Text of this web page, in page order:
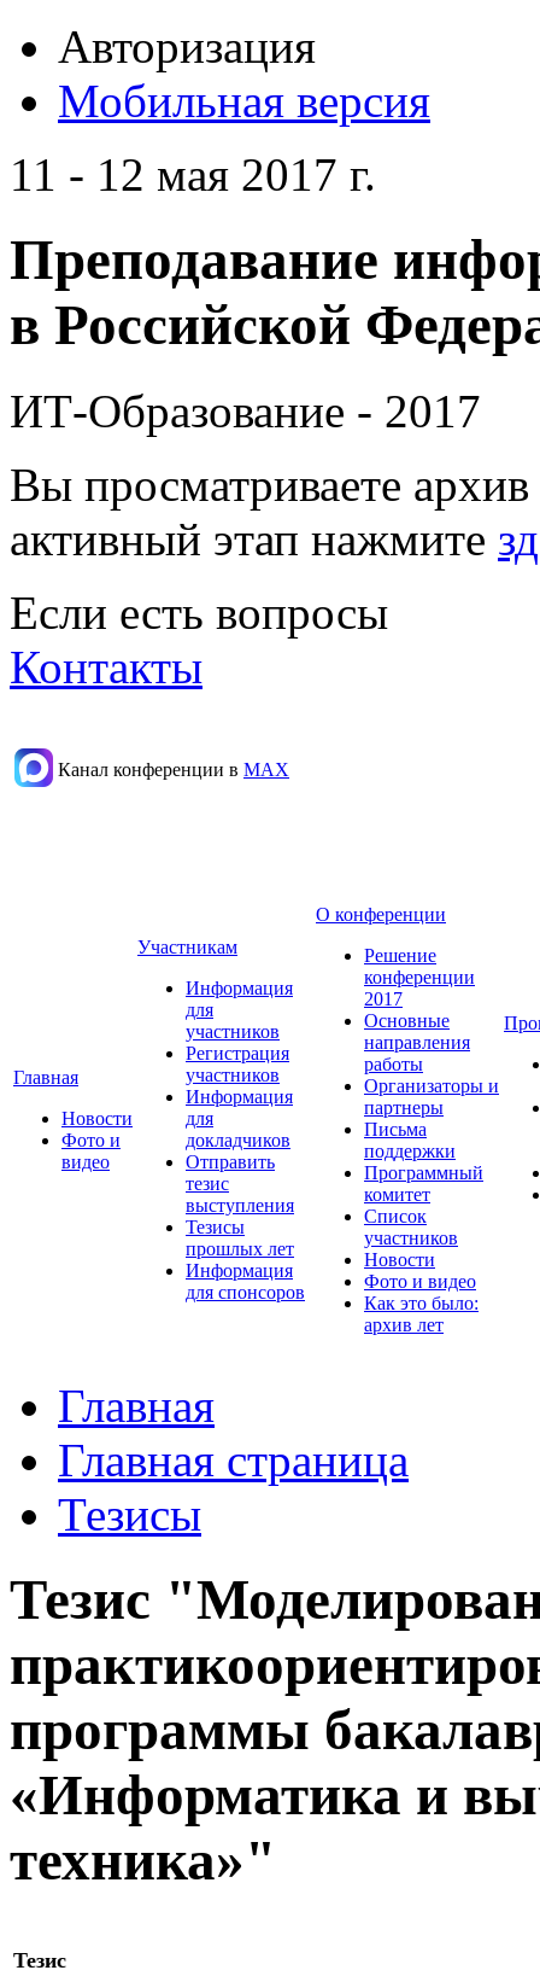
Авторизация
Мобильная версия
11 - 12 мая 2017 г.
Преподавание
в Российской
ИТ-Образование - 2017
Вы просматриваете
активный этап нажмите
Если есть вопросы
Контакты
Канал конференции в МАХ
Главная
Новости
Фото и
видео
Участникам
Информация
для
участников
Регистрация
участников
Информация
для
докладчиков
Отправить
тезис
выступления
Тезисы
прошлых лет
Информация
для спонсоров
О конференции
Решение
конференции
2017
Основные
направления
работы
Организаторы и
партнеры
Письма
поддержки
Программный
комитет
Список
участников
Новости
Фото и видео
Как это было:
архив лет
Главная
Главная страница
Тезисы
Тезис
программы
«Информатика и
техника»"
Тезис